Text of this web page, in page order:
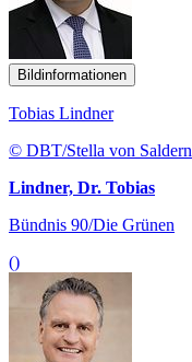
Bildinformationen
Tobias Lindner
© DBT/Stella von Saldern
Lindner, Dr. Tobias
Bündnis 90/Die Grünen
()